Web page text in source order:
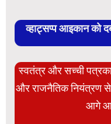
व्हाट्सप्प आइकान को
स्वतंत्र और सच्ची
और राजनैतिक नियंत्रण
आगे